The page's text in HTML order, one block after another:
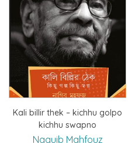
Kali billir thek – kichhu golpo
kichhu swapno
Naguib Mahfouz